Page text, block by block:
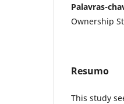
Palavras-
Ownership
Resumo
This study